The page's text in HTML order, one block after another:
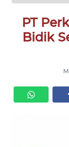
PT
Bidik
BERITA
LPKSM
BERITA
BPSK